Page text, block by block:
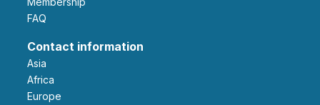
FAQ
Contact information
Asia
Africa
Europe